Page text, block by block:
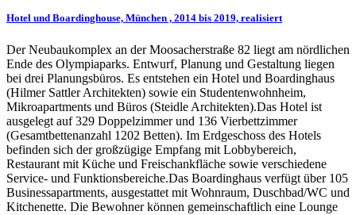
Hotel und Boardinghouse, München , 2014 bis 2019, realisiert
Der Neubaukomplex an der Moosacherstraße 82 liegt am nördlichen
Ende des Olympiaparks. Entwurf, Planung und Gestaltung liegen
bei drei Planungsbüros. Es entstehen ein Hotel und Boardinghaus
(Hilmer Sattler Architekten) sowie ein Studentenwohnheim,
Mikroapartments und Büros (Steidle Architekten).Das Hotel ist
ausgelegt auf 329 Doppelzimmer und 136 Vierbettzimmer
(Gesamtbettenanzahl 1202 Betten). Im Erdgeschoss des Hotels
befinden sich der großzügige Empfang mit Lobbybereich,
Restaurant mit Küche und Freischankfläche sowie verschiedene
Service- und Funktionsbereiche.Das Boardinghaus verfügt über 105
Businessapartments, ausgestattet mit Wohnraum, Duschbad/WC und
Kitchenette. Die Bewohner können gemeinschaftlich eine Lounge